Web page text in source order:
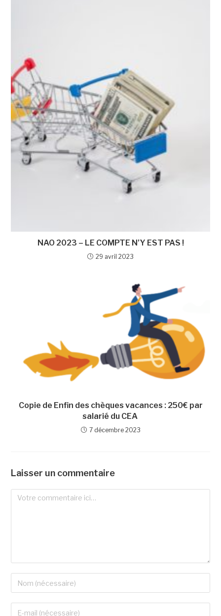
NAO 2023 – LE COMPTE N’Y EST PAS !
29 avril 2023
Copie de Enfin des chèques vacances : 250€ par
salarié du CEA
7 décembre 2023
Laisser un commentaire